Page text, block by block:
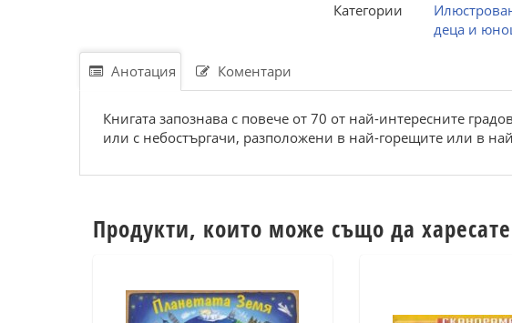
Категории
деца и
Анотация Коментари
Книгата запознава с повече от 70 от най-интересните
или с небостъргачи, разположени в най-горещите или в
Продукти, които може също да харесате